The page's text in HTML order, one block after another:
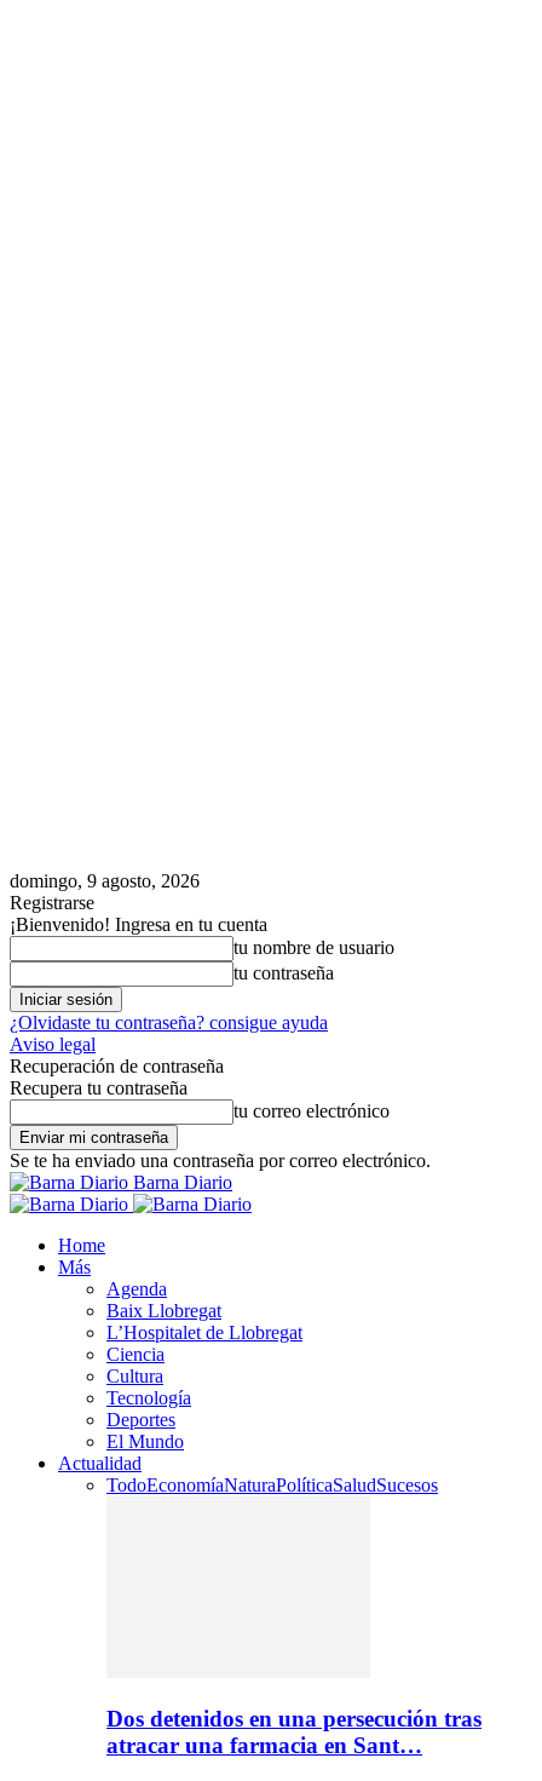
domingo, 9 agosto, 2026
Registrarse
¡Bienvenido! Ingresa en tu cuenta
tu nombre de usuario
tu contraseña
¿Olvidaste tu contraseña? consigue ayuda
Aviso legal
Recuperación de contraseña
Recupera tu contraseña
tu correo electrónico
Se te ha enviado una contraseña por correo electrónico.
Barna Diario
Home
Más
Agenda
Baix Llobregat
L’Hospitalet de Llobregat
Ciencia
Cultura
Tecnología
Deportes
El Mundo
Actualidad
TodoEconomíaNaturaPolíticaSaludSucesos
Dos detenidos en una persecución tras
atracar una farmacia en Sant…